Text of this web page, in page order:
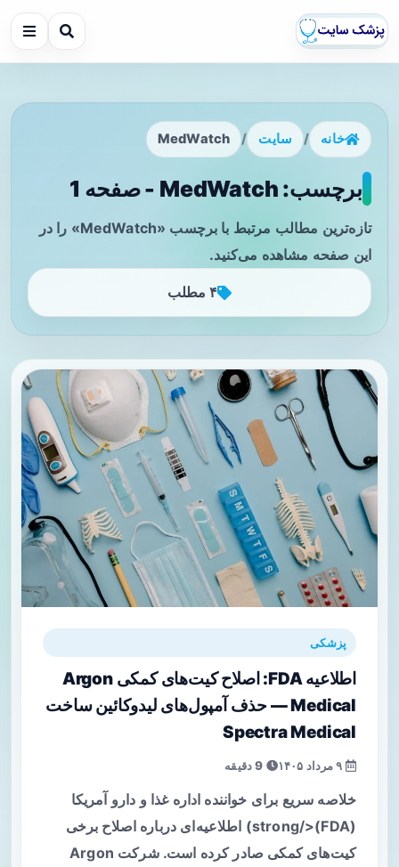
خانه / سایت /
MedWatch
برچسب: MedWatch - صفحه 1
تازه‌ترین مطالب مرتبط با برچسب «MedWatch» را در
این صفحه مشاهده می‌کنید.
۴ مطلب
پزشکی
اطلاعیه FDA: اصلاح کیت‌های کمکی Argon
Medical — حذف آمپول‌های لیدوکائین ساخت
Spectra Medical
خلاصه سریع برای خواننده اداره غذا و دارو آمریکا
(FDA)</strong) اطلاعیه‌ای درباره اصلاح برخی
کیت‌های کمکی صادر کرده است. شرکت Argon